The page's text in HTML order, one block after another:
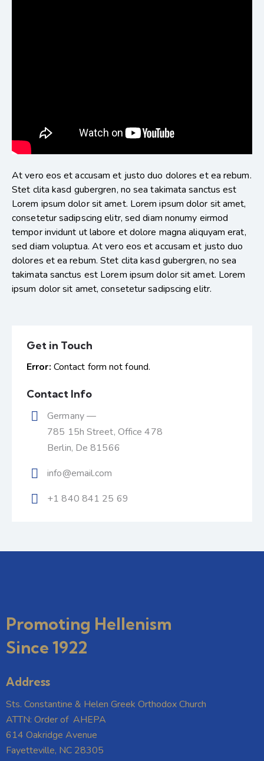
At vero eos et accusam et justo duo dolores et ea rebum.
Stet clita kasd gubergren, no sea takimata sanctus est
Lorem ipsum dolor sit amet. Lorem ipsum dolor sit amet,
consetetur sadipscing elitr, sed diam nonumy eirmod
tempor invidunt ut labore et dolore magna aliquyam erat,
sed diam voluptua. At vero eos et accusam et justo duo
dolores et ea rebum. Stet clita kasd gubergren, no sea
takimata sanctus est Lorem ipsum dolor sit amet. Lorem
ipsum dolor sit amet, consetetur sadipscing elitr.
Get in Touch
Error: Contact form not found.
Contact Info
Germany —
785 15h Street, Office 478
Berlin, De 81566
info@email.com
+1 840 841 25 69
Promoting Hellenism
Since 1922
Address
Sts. Constantine & Helen Greek Orthodox Church
ATTN: Order of AHEPA
614 Oakridge Avenue
Fayetteville, NC 28305